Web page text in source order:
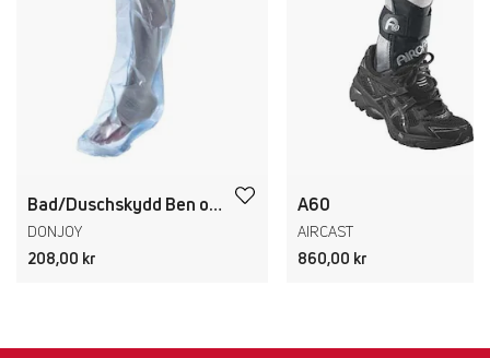
Bad/Duschskydd Ben och Knä
DONJOY
208,00 kr
A60
AIRCAST
860,00 kr